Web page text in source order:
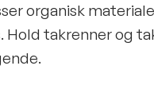
organisk
takrenner og